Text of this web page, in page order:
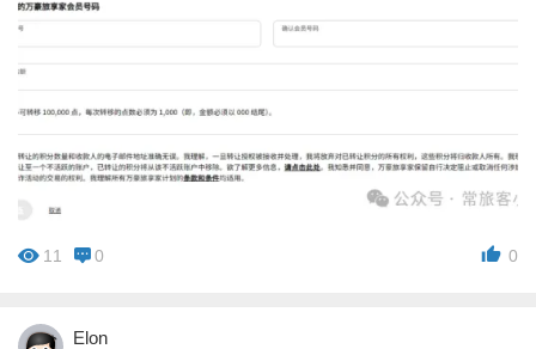
11 0 0
Elon